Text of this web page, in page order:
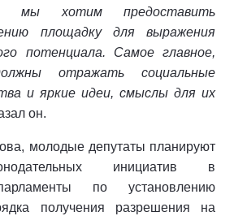
мы хотим предоставить
площадку для выражения
потенциала. Самое главное,
отражать социальные
и яркие идеи, смыслы для их
он.
молодые депутаты планируют
инициатив в
по установлению
получения разрешения на